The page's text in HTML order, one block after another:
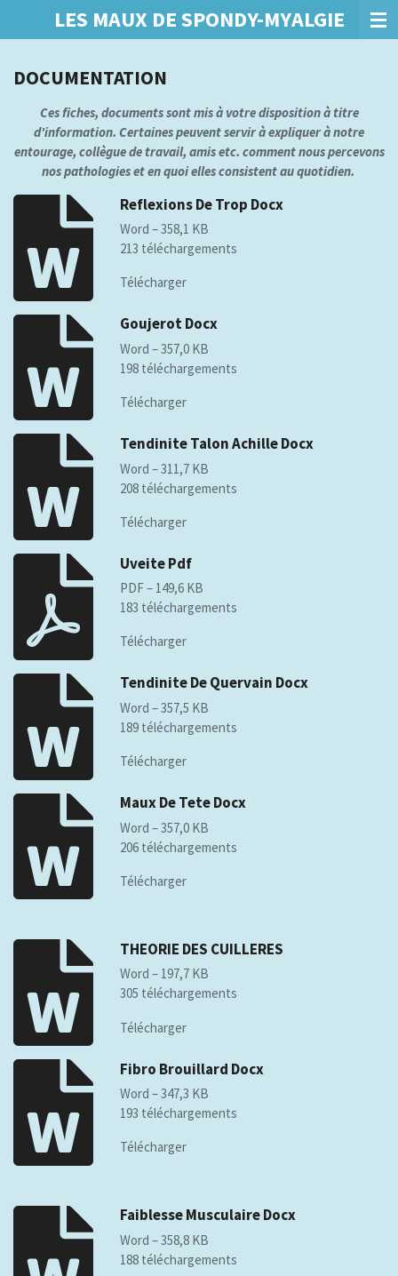
au
principal
LES MAUX DE SPONDY-MYALGIE
DOCUMENTATION
Ces fiches, documents sont mis à votre disposition à titre
d'information. Certaines peuvent servir à expliquer à notre
entourage, collègue de travail, amis etc. comment nous percevons
nos pathologies et en quoi elles consistent au quotidien.
Reflexions De Trop Docx
Word – 358,1 KB
213 téléchargements
Télécharger
Goujerot Docx
Word – 357,0 KB
198 téléchargements
Télécharger
Tendinite Talon Achille Docx
Word – 311,7 KB
208 téléchargements
Télécharger
Uveite Pdf
PDF – 149,6 KB
183 téléchargements
Télécharger
Tendinite De Quervain Docx
Word – 357,5 KB
189 téléchargements
Télécharger
Maux De Tete Docx
Word – 357,0 KB
206 téléchargements
Télécharger
THEORIE DES CUILLERES
Word – 197,7 KB
305 téléchargements
Télécharger
Fibro Brouillard Docx
Word – 347,3 KB
193 téléchargements
Télécharger
Faiblesse Musculaire Docx
Word – 358,8 KB
188 téléchargements